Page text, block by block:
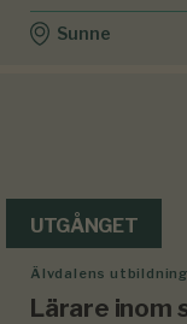
Sunne
UTGÅNGET
Älvdalens
Lärare inom